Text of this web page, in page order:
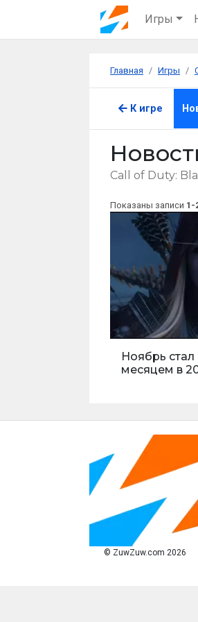
Игры
Главная Игры
К игре
Call of Duty:
Показаны записи 1-
Ноябрь
месяцем в
© ZuwZuw.com 2026